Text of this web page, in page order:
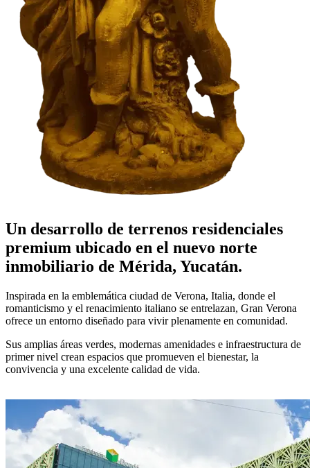
Un desarrollo de terrenos residenciales
premium ubicado en el nuevo norte
inmobiliario de Mérida, Yucatán.
Inspirada en la emblemática ciudad de Verona, Italia, donde el
romanticismo y el renacimiento italiano se entrelazan, Gran Verona
ofrece un entorno diseñado para vivir plenamente en comunidad.
Sus amplias áreas verdes, modernas amenidades e infraestructura de
primer nivel crean espacios que promueven el bienestar, la
convivencia y una excelente calidad de vida.